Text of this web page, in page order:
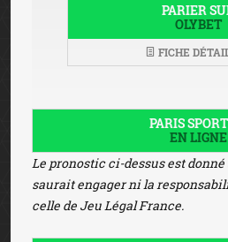
PARIER
OLYBET
FICHE
PARIS
EN LIGNE
Le pronostic ci-dessus est
saurait engager ni la
celle de Jeu Légal France.